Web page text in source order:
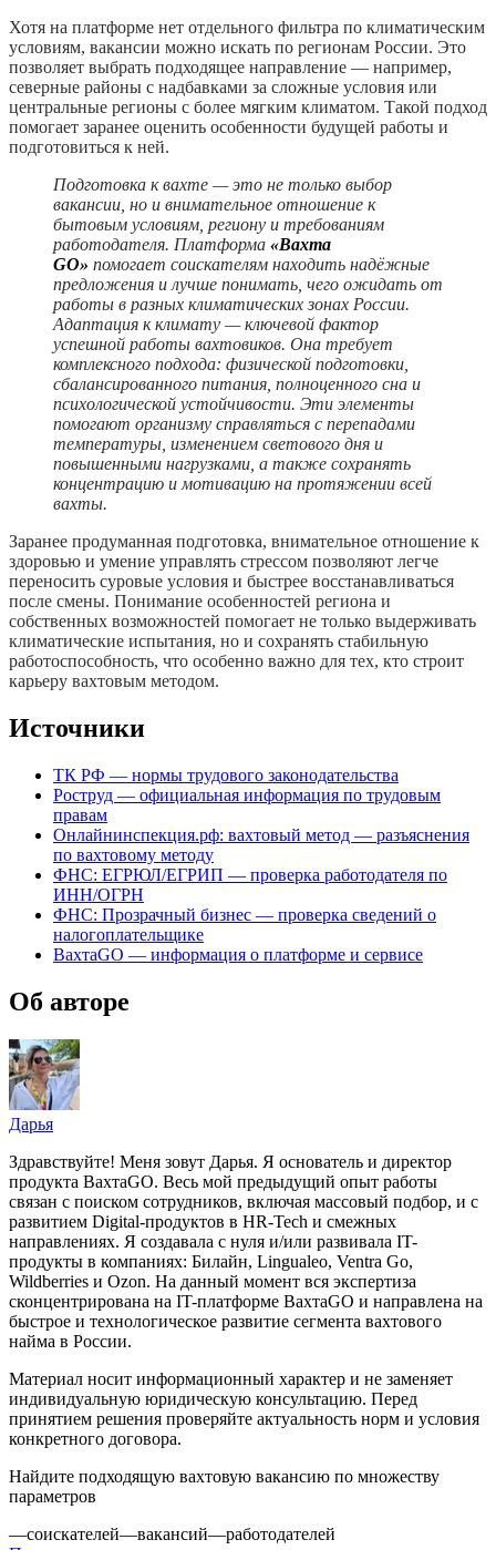
Хотя на платформе нет отдельного фильтра по климатическим
условиям, вакансии можно искать по регионам России. Это
позволяет выбрать подходящее направление — например,
северные районы с надбавками за сложные условия или
центральные регионы с более мягким климатом. Такой подход
помогает заранее оценить особенности будущей работы и
подготовиться к ней.
Подготовка к вахте — это не только выбор
вакансии, но и внимательное отношение к
бытовым условиям, региону и требованиям
работодателя. Платформа «Вахта
GO» помогает соискателям находить надёжные
предложения и лучше понимать, чего ожидать от
работы в разных климатических зонах России.
Адаптация к климату — ключевой фактор
успешной работы вахтовиков. Она требует
комплексного подхода: физической подготовки,
сбалансированного питания, полноценного сна и
психологической устойчивости. Эти элементы
помогают организму справляться с перепадами
температуры, изменением светового дня и
повышенными нагрузками, а также сохранять
концентрацию и мотивацию на протяжении всей
вахты.
Заранее продуманная подготовка, внимательное отношение к
здоровью и умение управлять стрессом позволяют легче
переносить суровые условия и быстрее восстанавливаться
после смены. Понимание особенностей региона и
собственных возможностей помогает не только выдерживать
климатические испытания, но и сохранять стабильную
работоспособность, что особенно важно для тех, кто строит
карьеру вахтовым методом.
Источники
ТК РФ — нормы трудового законодательства
Роструд — официальная информация по трудовым
правам
Онлайнинспекция.рф: вахтовый метод — разъяснения
по вахтовому методу
ФНС: ЕГРЮЛ/ЕГРИП — проверка работодателя по
ИНН/ОГРН
ФНС: Прозрачный бизнес — проверка сведений о
налогоплательщике
ВахтаGO — информация о платформе и сервисе
Об авторе
Дарья
Здравствуйте! Меня зовут Дарья. Я основатель и директор
продукта ВахтаGO. Весь мой предыдущий опыт работы
связан с поиском сотрудников, включая массовый подбор, и с
развитием Digital-продуктов в HR-Tech и смежных
направлениях. Я создавала с нуля и/или развивала IT-
продукты в компаниях: Билайн, Lingualeo, Ventra Go,
Wildberries и Ozon. На данный момент вся экспертиза
сконцентрирована на IT-платформе ВахтаGO и направлена на
быстрое и технологическое развитие сегмента вахтового
найма в России.
Материал носит информационный характер и не заменяет
индивидуальную юридическую консультацию. Перед
принятием решения проверяйте актуальность норм и условия
конкретного договора.
Найдите подходящую вахтовую вакансию по множеству
параметров
—соискателей—вакансий—работодателей